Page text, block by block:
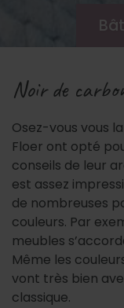
Noir de
Osez-vous vous
Floer ont opté
conseils de leur
est assez
de nombreuses
couleurs. Par
meubles
Même les
vont très bien
classique.